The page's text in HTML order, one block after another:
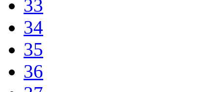
33
34
35
36